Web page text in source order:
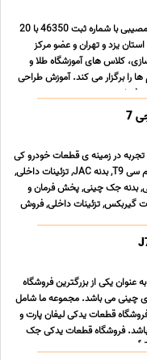
آموزشگاه طلا و جواهرسازی شهید مصیبی با شماره ثبت 46350 با 20
یزد و تهران و عضو مرکز
کلاس هاى آموزشگاه طلا و
را برگزار می کند. آموزش طراحى
اى ... ...
7
در زمینه ی قطعات خودرو کی
ام سی ارزان, لوازم جک, یدکی کی ام سی T9, بدنه JAC, تزئینات داخلی,
بدنه جک چینی, پخش فرمان و
گیربکس, تزئینات داخلی, فروش
فروشگاه لوازم یدکی گسپ GASP به عنوان یکی از بزرگترین فروشگاه
چینی می باشد. مجموعه ما شامل
قطعات یدکی لیفان پارت و
فروشگاه قطعات یدکی جک
سرعت ت ... ...